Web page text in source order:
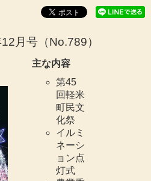
メ
月号（No.789）
主な内容
第45
回軽米
町民文
化祭
イルミ
ネーシ
ョン点
灯式